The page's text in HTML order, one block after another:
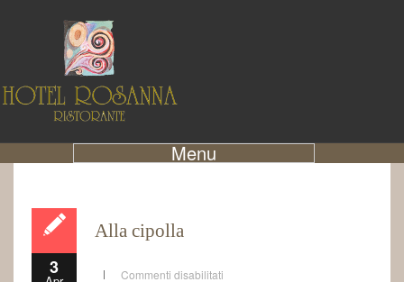
Menu
3
Alla cipolla
Commenti disabilitati